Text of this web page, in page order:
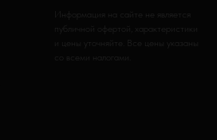
Информация на сайте не является
публичной офертой, характеристики
и цены уточняйте. Все цены указаны
со всеми налогами.